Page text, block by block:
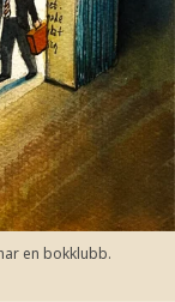
en bokklubb.